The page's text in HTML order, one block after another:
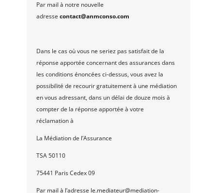
Par mail à notre nouvelle
adresse contact@anmconso.com
Dans le cas où vous ne seriez pas satisfait de la
réponse apportée concernant des assurances dans
les conditions énoncées ci-dessus, vous avez la
possibilité de recourir gratuitement à une médiation
en vous adressant, dans un délai de douze mois à
compter de la réponse apportée à votre
réclamation à
La Médiation de l’Assurance
TSA 50110
75441 Paris Cedex 09
Par mail à l’adresse le.mediateur@mediation-